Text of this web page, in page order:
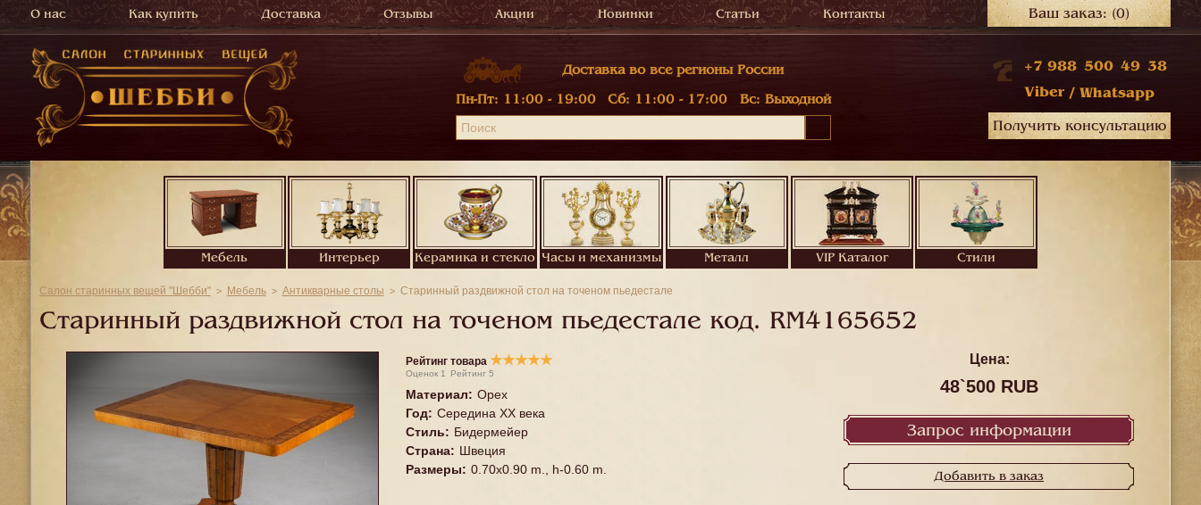
О нас Как купить Доставка Отзывы Акции Новинки Статьи Контакты Ваш заказ:(0)
Доставка во все регионы России
Пн-Пт: 11:00 - 19:00 Сб: 11:00 - 17:00 Вс: Выходной
+7 988 500 49 38
Viber / Whatsapp
Получить консультацию
Мебель Интерьер Керамика и стекло Часы и механизмы Металл VIP Каталог Стили
Салон старинных вещей "Шебби" Мебель Антикварные столы Старинный раздвижной стол на точеном пьедестале
Старинный раздвижной стол на точеном пьедестале код. RM4165652
Рейтинг товара ★★★★★
Оценок 1 Рейтинг 5
Материал: Орех
Год: Середина XX векa
Стиль: Бидермейер
Страна: Швеция
Размеры: 0.70x0.90 m., h-0.60 m.
Цена:
48`500 RUB
Запрос информации
Добавить в заказ